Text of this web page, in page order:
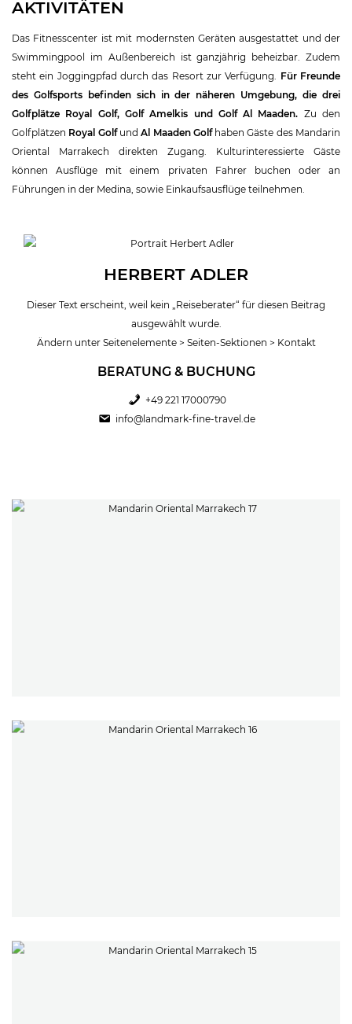
AKTIVITÄTEN
Das Fitnesscenter ist mit modernsten Geräten ausgestattet und der
Swimmingpool im Außenbereich ist ganzjährig beheizbar. Zudem
steht ein Joggingpfad durch das Resort zur Verfügung.
Für Freunde
des Golfsports befinden sich in der näheren Umgebung, die drei
Golfplätze Royal Golf, Golf Amelkis und Golf Al Maaden. Zu den
Golfplätzen Royal GolfundAl Maaden Golfhaben Gäste des Mandarin
Oriental Marrakech direkten Zugang. Kulturinteressierte Gäste
können Ausflüge mit einem privaten Fahrer buchen oder an
Führungen in der Medina, sowie Einkaufsausflüge teilnehmen.
HERBERT ADLER
Dieser Text erscheint, weil kein „Reiseberater“ für diesen Beitrag
ausgewählt wurde.
Ändern unter Seitenelemente > Seiten-Sektionen > Kontakt
BERATUNG & BUCHUNG
+49 221 17000790
info@landmark-fine-travel.de